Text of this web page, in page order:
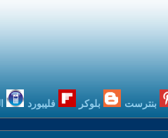
بنترست بلوكر فليبورد